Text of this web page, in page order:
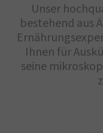
Unser
bestehend aus
Ihnen für
seine